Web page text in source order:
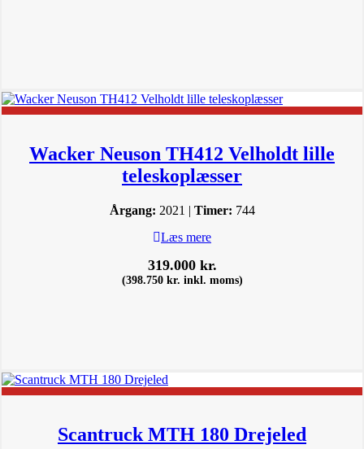
Wacker Neuson TH412 Velholdt lille
teleskoplæsser
Årgang: 2021 | Timer: 744
Læs mere
319.000 kr.
(398.750 kr. inkl. moms)
Scantruck MTH 180 Drejeled